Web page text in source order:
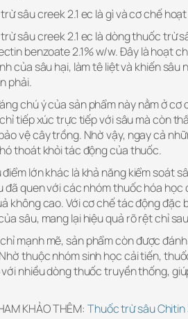
sâu creek 2.1 ec là gì và cơ chế
sâu creek 2.1 ec là dòng thuốc trừ
benzoate 2.1% w/w. Đây là hoạt
của sâu hại, làm tê liệt và khiến
phải.
chú ý của sản phẩm này nằm ở
tiếp xúc trực tiếp với sâu mà còn
vệ cây trồng. Nhờ vậy, ngay cả
thoát khỏi tác động của thuốc.
điểm lớn khác là khả năng kiểm soát
đã quen với các nhóm thuốc hóa
không cao. Với cơ chế tác động đặc
sâu, mang lại hiệu quả rõ rệt chỉ
mạnh mẽ, sản phẩm còn được
thuộc nhóm sinh học cải tiến,
với nhiều dòng thuốc truyền thống,
KHẢO THÊM: Thuốc trừ sâu Chitin